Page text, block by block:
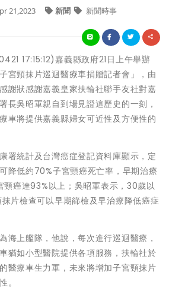
21,2023 新聞 新聞時事
17:15:12)嘉義縣政府21日上午舉辦
宮頸抹片巡迴醫療車捐贈記者會」，由
謝狀感謝嘉義皇家扶輪社聯手友社對嘉
長吳昭軍親自到場見證這歷史的一刻，
車將提供嘉義縣婦女可近性及方便性的
署統計及台灣癌症登記資料庫顯示，定
降低約70%子宮頸癌死亡率，早期治療
頸癌達93%以上；吳昭軍表示，30歲以
片檢查可以早期篩檢及早治療降低癌症
海上艦隊，他說，每次進行巡迴醫療，
猶如小型醫院提供各項服務，扶輪社於
醫療車生力軍，未來將增加子宮頸抹片
。